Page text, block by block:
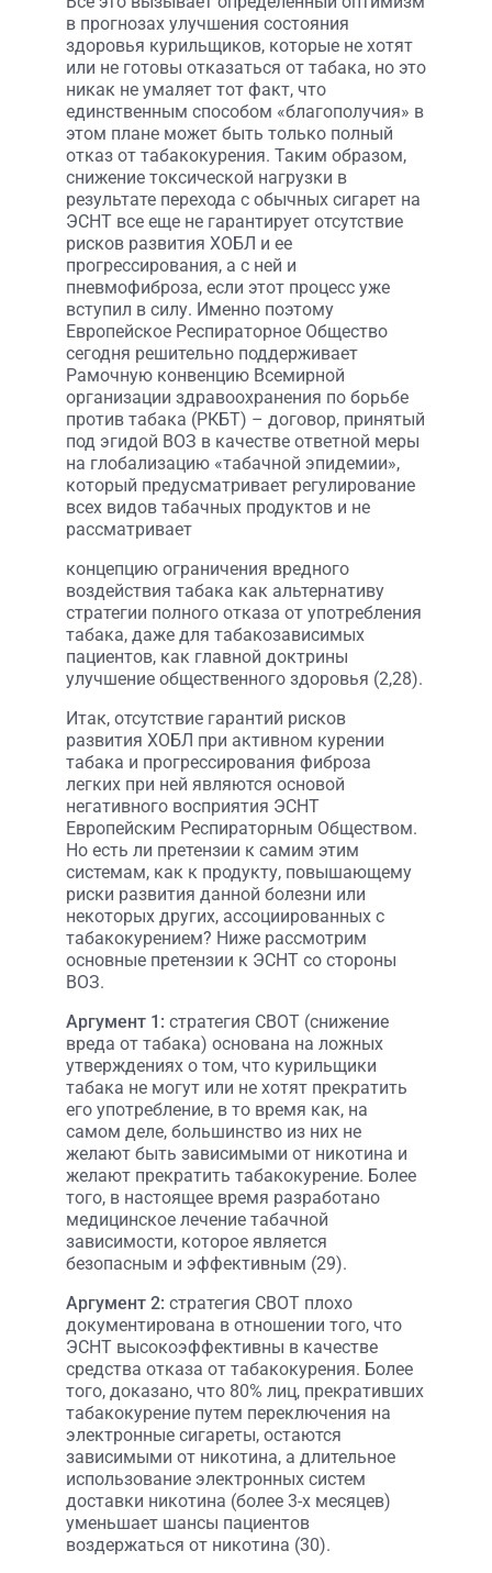
в прогнозах улучшения состояния
здоровья курильщиков, которые не хотят
или не готовы отказаться от табака, но это
никак не умаляет тот факт, что
единственным способом «благополучия» в
этом плане может быть только полный
отказ от табакокурения. Таким образом,
снижение токсической нагрузки в
результате перехода с обычных сигарет на
ЭСНТ все еще не гарантирует отсутствие
рисков развития ХОБЛ и ее
прогрессирования, а с ней и
пневмофиброза, если этот процесс уже
вступил в силу. Именно поэтому
Европейское Респираторное Общество
сегодня решительно поддерживает
Рамочную конвенцию Всемирной
организации здравоохранения по борьбе
против табака (РКБТ) – договор, принятый
под эгидой ВОЗ в качестве ответной меры
на глобализацию «табачной эпидемии»,
который предусматривает регулирование
всех видов табачных продуктов и не
рассматривает
концепцию ограничения вредного
воздействия табака как альтернативу
стратегии полного отказа от употребления
табака, даже для табакозависимых
пациентов, как главной доктрины
улучшение общественного здоровья (2,28).
Итак, отсутствие гарантий рисков
развития ХОБЛ при активном курении
табака и прогрессирования фиброза
легких при ней являются основой
негативного восприятия ЭСНТ
Европейским Респираторным Обществом.
Но есть ли претензии к самим этим
системам, как к продукту, повышающему
риски развития данной болезни или
некоторых других, ассоциированных с
табакокурением? Ниже рассмотрим
основные претензии к ЭСНТ со стороны
ВОЗ.
Аргумент 1: стратегия СВОТ (снижение
вреда от табака) основана на ложных
утверждениях о том, что курильщики
табака не могут или не хотят прекратить
его употребление, в то время как, на
самом деле, большинство из них не
желают быть зависимыми от никотина и
желают прекратить табакокурение. Более
того, в настоящее время разработано
медицинское лечение табачной
зависимости, которое является
безопасным и эффективным (29).
Аргумент 2: стратегия СВОТ плохо
документирована в отношении того, что
ЭСНТ высокоэффективны в качестве
средства отказа от табакокурения. Более
того, доказано, что 80% лиц, прекративших
табакокурение путем переключения на
электронные сигареты, остаются
зависимыми от никотина, а длительное
использование электронных систем
доставки никотина (более 3-х месяцев)
уменьшает шансы пациентов
воздержаться от никотина (30).